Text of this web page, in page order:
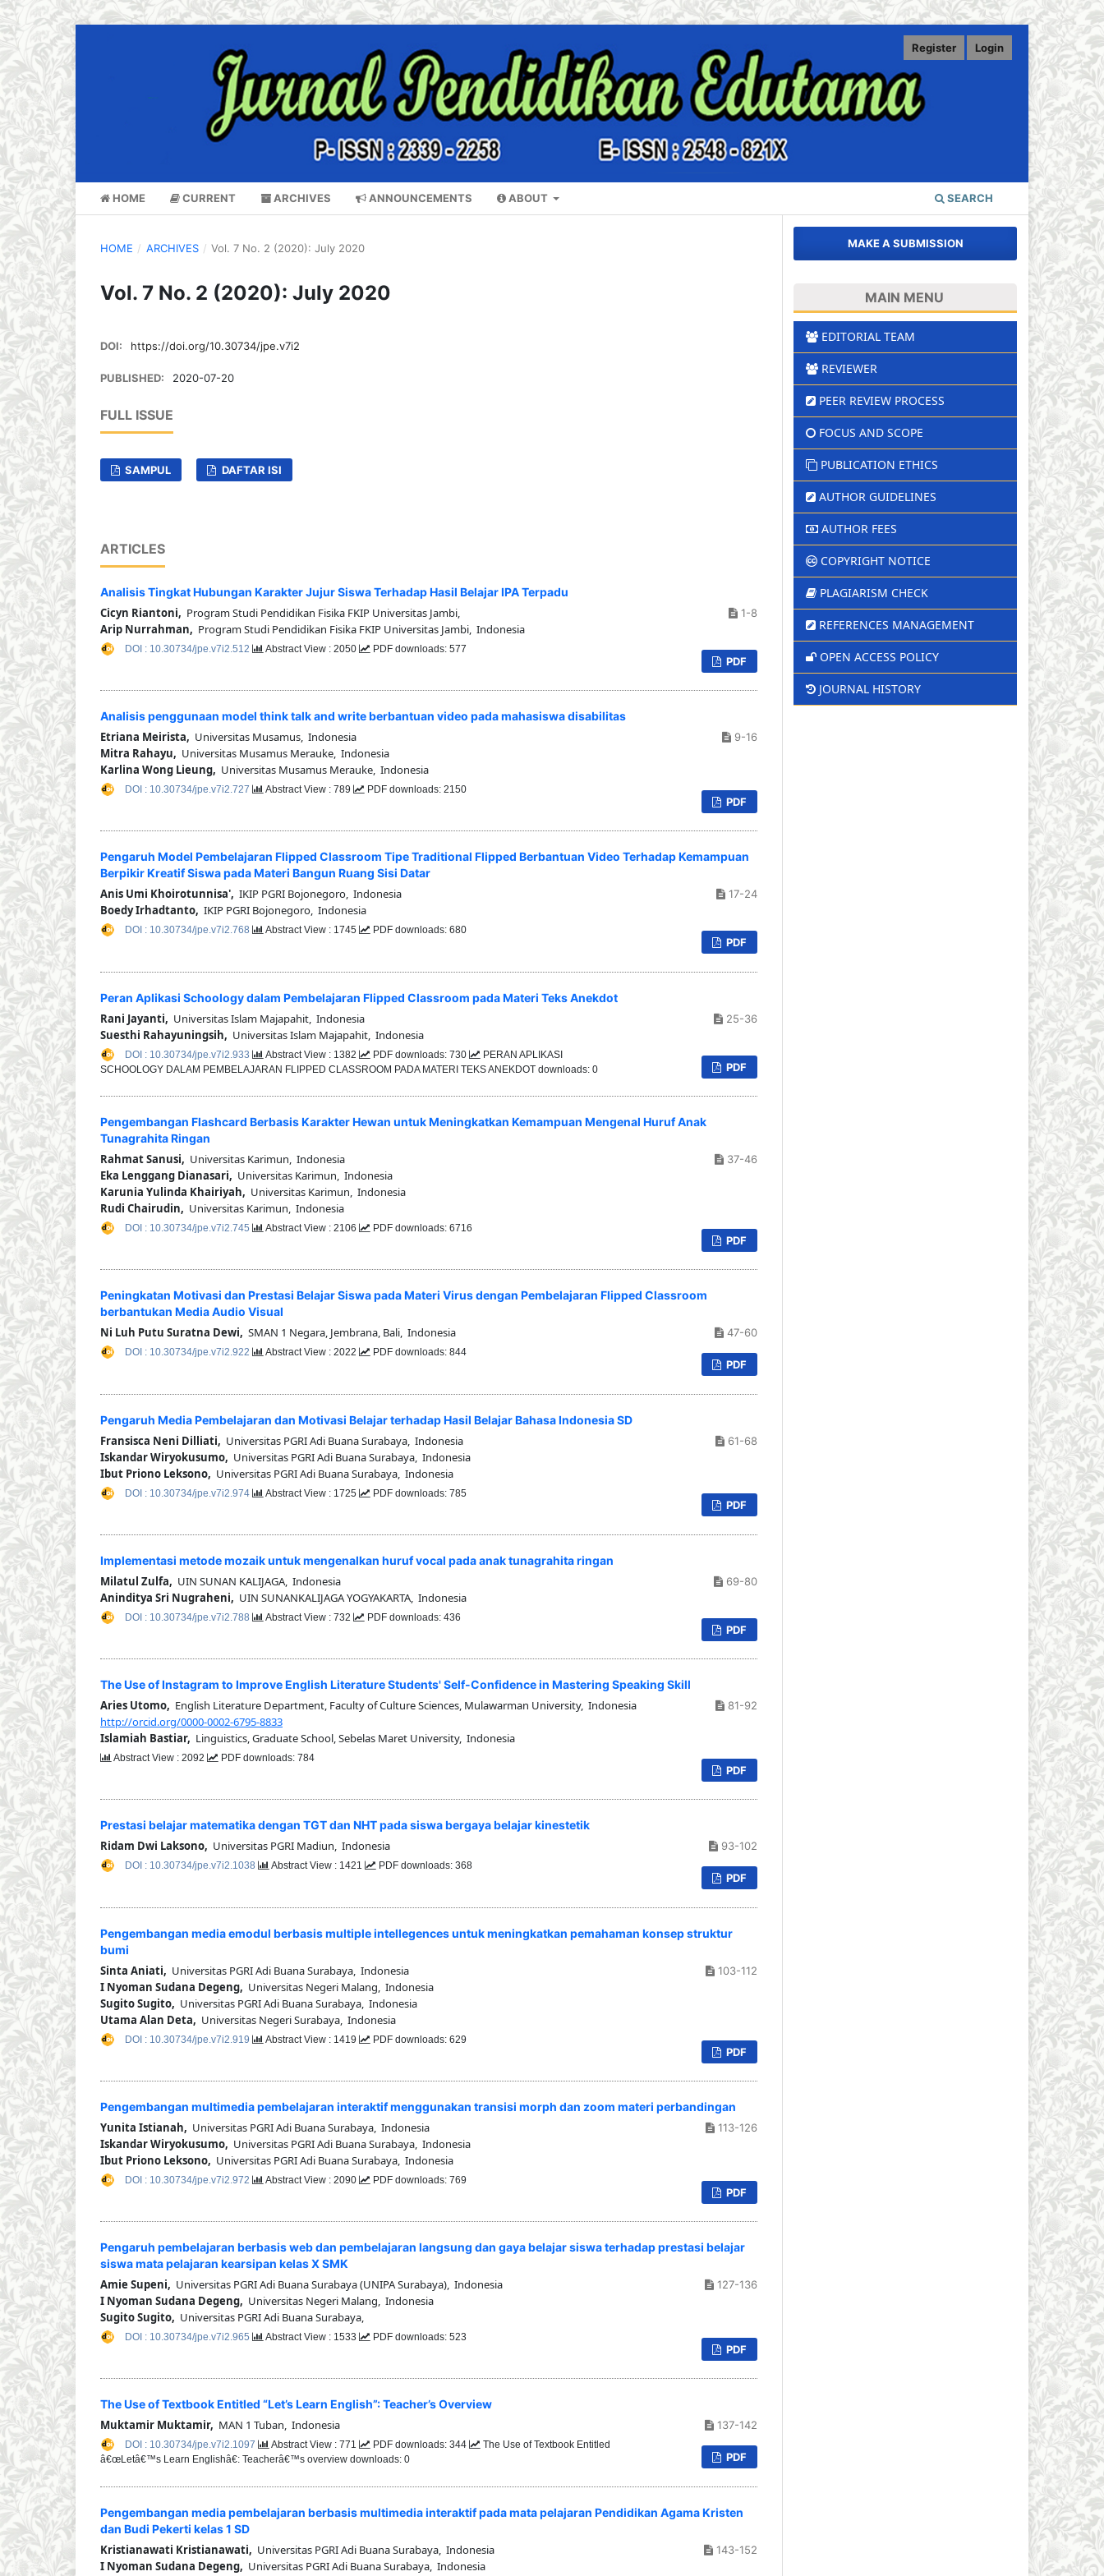
HOME CURRENT ARCHIVES ANNOUNCEMENTS ABOUT SEARCH
Register Login
HOME / ARCHIVES / Vol. 7 No. 2 (2020): July 2020
Vol. 7 No. 2 (2020): July 2020
DOI: https://doi.org/10.30734/jpe.v7i2
PUBLISHED: 2020-07-20
FULL ISSUE
SAMPUL DAFTAR ISI
ARTICLES
Analisis Tingkat Hubungan Karakter Jujur Siswa Terhadap Hasil Belajar IPA Terpadu
Cicyn Riantoni, Program Studi Pendidikan Fisika FKIP Universitas Jambi,
Arip Nurrahman, Program Studi Pendidikan Fisika FKIP Universitas Jambi, Indonesia
1-8
PDF
DOI : 10.30734/jpe.v7i2.512 Abstract View : 2050 PDF downloads: 577
Analisis penggunaan model think talk and write berbantuan video pada mahasiswa disabilitas
Etriana Meirista, Universitas Musamus, Indonesia
Mitra Rahayu, Universitas Musamus Merauke, Indonesia
Karlina Wong Lieung, Universitas Musamus Merauke, Indonesia
9-16
PDF
DOI : 10.30734/jpe.v7i2.727 Abstract View : 789 PDF downloads: 2150
Pengaruh Model Pembelajaran Flipped Classroom Tipe Traditional Flipped Berbantuan Video Terhadap Kemampuan
Berpikir Kreatif Siswa pada Materi Bangun Ruang Sisi Datar
Anis Umi Khoirotunnisa', IKIP PGRI Bojonegoro, Indonesia
Boedy Irhadtanto, IKIP PGRI Bojonegoro, Indonesia
17-24
PDF
DOI : 10.30734/jpe.v7i2.768 Abstract View : 1745 PDF downloads: 680
Peran Aplikasi Schoology dalam Pembelajaran Flipped Classroom pada Materi Teks Anekdot
Rani Jayanti, Universitas Islam Majapahit, Indonesia
Suesthi Rahayuningsih, Universitas Islam Majapahit, Indonesia
25-36
PDF
DOI : 10.30734/jpe.v7i2.933 Abstract View : 1382 PDF downloads: 730
PERAN APLIKASI
SCHOOLOGY DALAM PEMBELAJARAN FLIPPED CLASSROOM PADA MATERI TEKS ANEKDOT downloads: 0
Pengembangan Flashcard Berbasis Karakter Hewan untuk Meningkatkan Kemampuan Mengenal Huruf Anak
Tunagrahita Ringan
Rahmat Sanusi, Universitas Karimun, Indonesia
Eka Lenggang Dianasari, Universitas Karimun, Indonesia
Karunia Yulinda Khairiyah, Universitas Karimun, Indonesia
Rudi Chairudin, Universitas Karimun, Indonesia
37-46
PDF
DOI : 10.30734/jpe.v7i2.745 Abstract View : 2106 PDF downloads: 6716
Peningkatan Motivasi dan Prestasi Belajar Siswa pada Materi Virus dengan Pembelajaran Flipped Classroom
berbantukan Media Audio Visual
Ni Luh Putu Suratna Dewi, SMAN 1 Negara, Jembrana, Bali, Indonesia 47-60
PDF
DOI : 10.30734/jpe.v7i2.922 Abstract View : 2022 PDF downloads: 844
Pengaruh Media Pembelajaran dan Motivasi Belajar terhadap Hasil Belajar Bahasa Indonesia SD
Fransisca Neni Dilliati, Universitas PGRI Adi Buana Surabaya, Indonesia
Iskandar Wiryokusumo, Universitas PGRI Adi Buana Surabaya, Indonesia
Ibut Priono Leksono, Universitas PGRI Adi Buana Surabaya, Indonesia
61-68
PDF
DOI : 10.30734/jpe.v7i2.974 Abstract View : 1725 PDF downloads: 785
Implementasi metode mozaik untuk mengenalkan huruf vocal pada anak tunagrahita ringan
Milatul Zulfa, UIN SUNAN KALIJAGA, Indonesia
Aninditya Sri Nugraheni, UIN SUNANKALIJAGA YOGYAKARTA, Indonesia
69-80
PDF
DOI : 10.30734/jpe.v7i2.788 Abstract View : 732 PDF downloads: 436
The Use of Instagram to Improve English Literature Students' Self-Confidence in Mastering Speaking Skill
Aries Utomo, English Literature Department, Faculty of Culture Sciences, Mulawarman University, Indonesia
http://orcid.org/0000-0002-6795-8833
Islamiah Bastiar, Linguistics, Graduate School, Sebelas Maret University, Indonesia
81-92
PDF
Abstract View : 2092 PDF downloads: 784
Prestasi belajar matematika dengan TGT dan NHT pada siswa bergaya belajar kinestetik
Ridam Dwi Laksono, Universitas PGRI Madiun, Indonesia 93-102
PDF
DOI : 10.30734/jpe.v7i2.1038 Abstract View : 1421 PDF downloads: 368
Pengembangan media emodul berbasis multiple intellegences untuk meningkatkan pemahaman konsep struktur
bumi
Sinta Aniati, Universitas PGRI Adi Buana Surabaya, Indonesia
I Nyoman Sudana Degeng, Universitas Negeri Malang, Indonesia
Sugito Sugito, Universitas PGRI Adi Buana Surabaya, Indonesia
Utama Alan Deta, Universitas Negeri Surabaya, Indonesia
103-112
PDF
DOI : 10.30734/jpe.v7i2.919 Abstract View : 1419 PDF downloads: 629
Pengembangan multimedia pembelajaran interaktif menggunakan transisi morph dan zoom materi perbandingan
Yunita Istianah, Universitas PGRI Adi Buana Surabaya, Indonesia
Iskandar Wiryokusumo, Universitas PGRI Adi Buana Surabaya, Indonesia
Ibut Priono Leksono, Universitas PGRI Adi Buana Surabaya, Indonesia
113-126
PDF
DOI : 10.30734/jpe.v7i2.972 Abstract View : 2090 PDF downloads: 769
Pengaruh pembelajaran berbasis web dan pembelajaran langsung dan gaya belajar siswa terhadap prestasi belajar
siswa mata pelajaran kearsipan kelas X SMK
Amie Supeni, Universitas PGRI Adi Buana Surabaya (UNIPA Surabaya), Indonesia
I Nyoman Sudana Degeng, Universitas Negeri Malang, Indonesia
Sugito Sugito, Universitas PGRI Adi Buana Surabaya,
127-136
PDF
DOI : 10.30734/jpe.v7i2.965 Abstract View : 1533 PDF downloads: 523
The Use of Textbook Entitled “Let’s Learn English”: Teacher’s Overview
Muktamir Muktamir, MAN 1 Tuban, Indonesia 137-142
PDF
DOI : 10.30734/jpe.v7i2.1097 Abstract View : 771 PDF downloads: 344
The Use of Textbook Entitled
â€œLetâ€™s Learn Englishâ€: Teacherâ€™s overview downloads: 0
Pengembangan media pembelajaran berbasis multimedia interaktif pada mata pelajaran Pendidikan Agama Kristen
dan Budi Pekerti kelas 1 SD
Kristianawati Kristianawati, Universitas PGRI Adi Buana Surabaya, Indonesia
I Nyoman Sudana Degeng, Universitas PGRI Adi Buana Surabaya, Indonesia
143-152
MAKE A SUBMISSION
MAIN MENU
EDITORIAL TEAM
REVIEWER
PEER REVIEW PROCESS
FOCUS AND SCOPE
PUBLICATION ETHICS
AUTHOR GUIDELINES
AUTHOR FEES
COPYRIGHT NOTICE
PLAGIARISM CHECK
REFERENCES MANAGEMENT
OPEN ACCESS POLICY
JOURNAL HISTORY